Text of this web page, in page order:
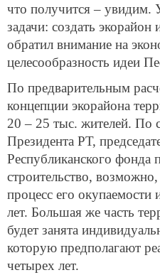
что получится – увидим.
задачи: создать
обратил внимание на
целесообразность идеи
По предварительным
концепции экорайона
20 – 25 тыс. жителей. По
Президента РТ,
Республиканского фонда
строительство,
процесс его окупаемости
лет. Большая же часть
будет занята
которую предполагают
четырех лет.